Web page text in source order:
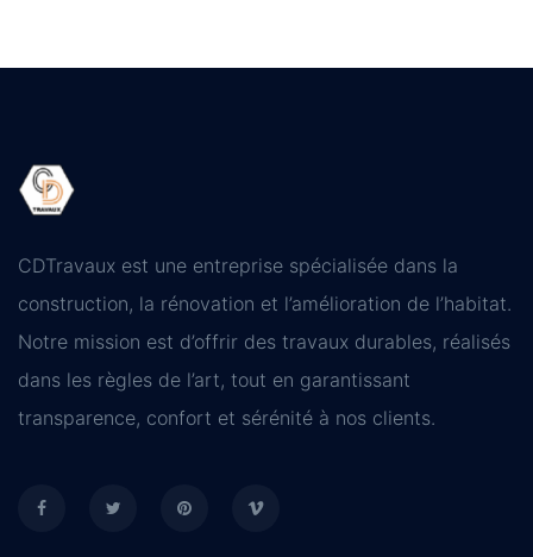
CDTravaux est une entreprise spécialisée dans la
construction, la rénovation et l’amélioration de l’habitat.
Notre mission est d’offrir des travaux durables, réalisés
dans les règles de l’art, tout en garantissant
transparence, confort et sérénité à nos clients.